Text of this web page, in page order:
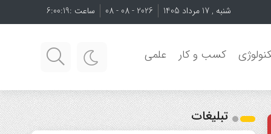
شنبه , 17 مرداد 1405 2026 - 08 - 08 ساعت :6:00:21
کسب و کار علمی
تبلیغات